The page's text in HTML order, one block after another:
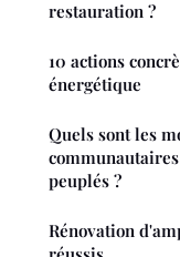
restauration ?
10 actions
énergétique
Quels sont les
peuplés ?
Rénovation